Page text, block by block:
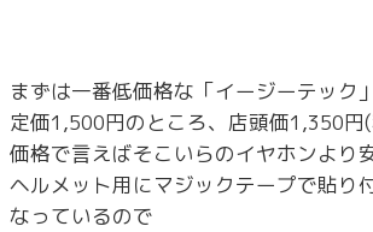
まずは一番低価格な「イージーテック」
定価1,500円のところ、店頭価1,350円(
価格で言えばそこいらのイヤホンより
ヘルメット用にマジックテープで貼り
なっているので